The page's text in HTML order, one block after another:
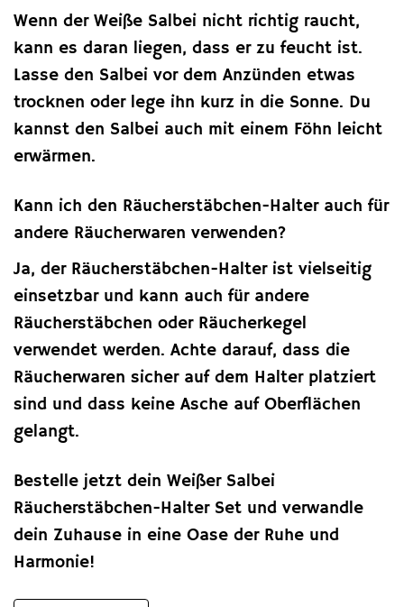
Wenn der Weiße Salbei nicht richtig raucht,
kann es daran liegen, dass er zu feucht ist.
Lasse den Salbei vor dem Anzünden etwas
trocknen oder lege ihn kurz in die Sonne. Du
kannst den Salbei auch mit einem Föhn leicht
erwärmen.
Kann ich den Räucherstäbchen-Halter auch für
andere Räucherwaren verwenden?
Ja, der Räucherstäbchen-Halter ist vielseitig
einsetzbar und kann auch für andere
Räucherstäbchen oder Räucherkegel
verwendet werden. Achte darauf, dass die
Räucherwaren sicher auf dem Halter platziert
sind und dass keine Asche auf Oberflächen
gelangt.
Bestelle jetzt dein Weißer Salbei
Räucherstäbchen-Halter Set und verwandle
dein Zuhause in eine Oase der Ruhe und
Harmonie!